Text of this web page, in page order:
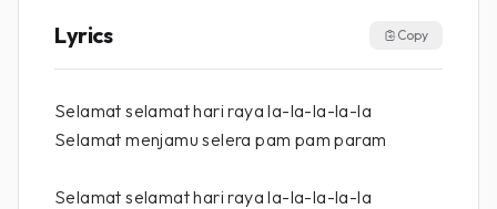
Lyrics Copy
Selamat selamat hari raya la-la-la-la-la
Selamat menjamu selera pam pam param
Selamat selamat hari raya la-la-la-la-la